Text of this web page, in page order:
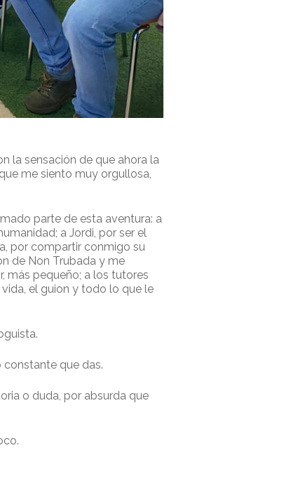
la sensación de que ahora la
me siento muy orgullosa,
parte de esta aventura: a
a Jordi, por ser el
por compartir conmigo su
de Non Trubada y me
más pequeño; a los tutores
el guion y todo lo que le
constante que das.
o duda, por absurda que